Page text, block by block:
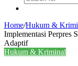
Home/Hukum &
Implementasi Perpres
Adaptif
Hukum & Kriminal